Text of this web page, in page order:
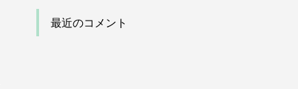
最近のコメント